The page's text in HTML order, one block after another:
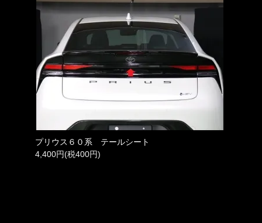
プリウス６０系 テールシート
4,400円(税400円)